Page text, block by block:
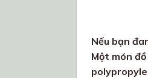
Nếu bạn
Một món